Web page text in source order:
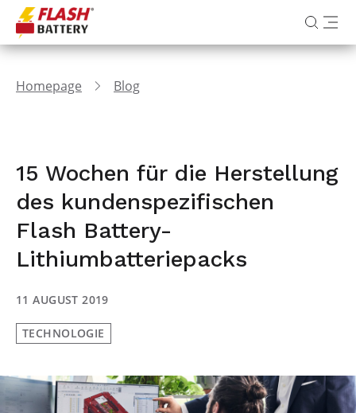
Homepage Blog
15 Wochen für die Herstellung
des kundenspezifischen
Flash Battery-
Lithiumbatteriepacks
11 AUGUST 2019
TECHNOLOGIE